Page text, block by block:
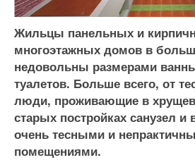
Жильцы панельных и
многоэтажных домов в
недовольны размерами
туалетов. Больше всего, от
люди, проживающие в
старых постройках санузел и
очень тесными и
помещениями.